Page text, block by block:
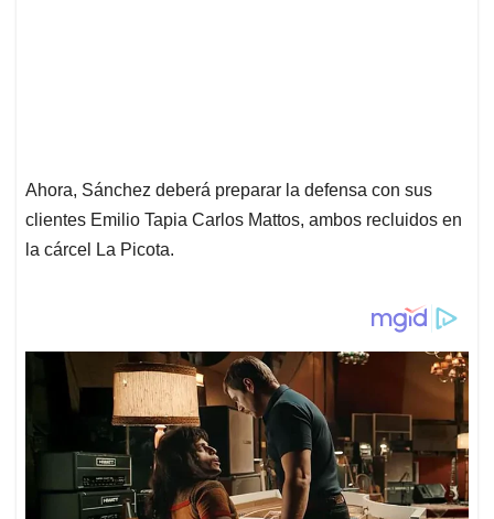
Ahora, Sánchez deberá preparar la defensa con sus
clientes Emilio Tapia Carlos Mattos, ambos recluidos en
la cárcel La Picota.